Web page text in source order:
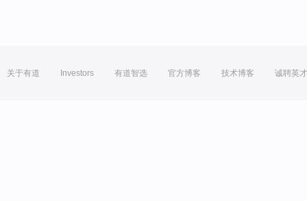
关于有道 Investors 有道智选 官方博客 技术博客 诚聘英才